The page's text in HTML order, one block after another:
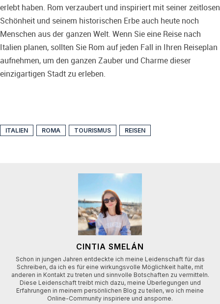
erlebt haben. Rom verzaubert und inspiriert mit seiner zeitlosen
Schönheit und seinem historischen Erbe auch heute noch
Menschen aus der ganzen Welt. Wenn Sie eine Reise nach
Italien planen, sollten Sie Rom auf jeden Fall in Ihren Reiseplan
aufnehmen, um den ganzen Zauber und Charme dieser
einzigartigen Stadt zu erleben.
ITALIEN ROMA TOURISMUS REISEN
CINTIA SMELÁN
Schon in jungen Jahren entdeckte ich meine Leidenschaft für das
Schreiben, da ich es für eine wirkungsvolle Möglichkeit halte, mit
anderen in Kontakt zu treten und sinnvolle Botschaften zu vermitteln.
Diese Leidenschaft treibt mich dazu, meine Überlegungen und
Erfahrungen in meinem persönlichen Blog zu teilen, wo ich meine
Online-Community inspiriere und ansporne.